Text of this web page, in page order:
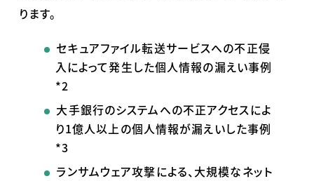
ります。
セキュアファイル転送サービスへの不正侵
入によって発生した個人情報の漏えい事例
*2
大手銀行のシステムへの不正アクセスによ
り1億人以上の個人情報が漏えいした事例
*3
ランサムウェア攻撃による、大規模なネット